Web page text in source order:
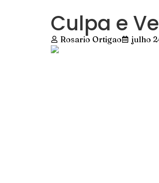
Culpa e
Rosario Ortigao julho